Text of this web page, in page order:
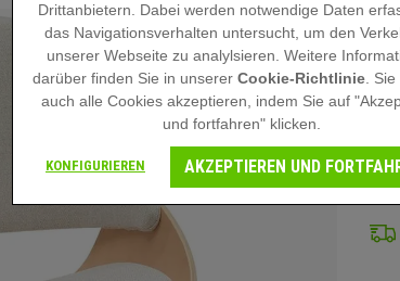
Drittanbietern. Dabei werden notwendige Daten
das Navigationsverhalten untersucht, um den
unserer Webseite zu analylsieren. Weitere
darüber finden Sie in unserer Cookie-Richtlinie. Sie
auch alle Cookies akzeptieren, indem Sie auf
und fortfahren" klicken.
KONFIGURIEREN AKZEPTIEREN UND